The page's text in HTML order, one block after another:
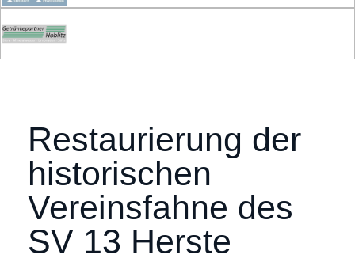
Restaurierung der
historischen
Vereinsfahne des
SV 13 Herste